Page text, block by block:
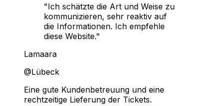
"Ich schätzte die Art und Weise zu
kommunizieren, sehr reaktiv auf
die Informationen. Ich empfehle
diese Website."
Lamaara
@Lübeck
Eine gute Kundenbetreuung und eine
rechtzeitige Lieferung der Tickets.